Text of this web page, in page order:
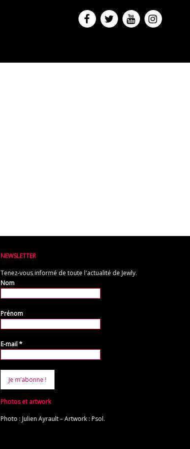
NEWSLETTER
Tenez-vous informé de toute l'actualité de Jewly.
Nom
Prénom
E-mail*
Photos et artwork
Photo : Julien Ayrault – Artwork : Psol.